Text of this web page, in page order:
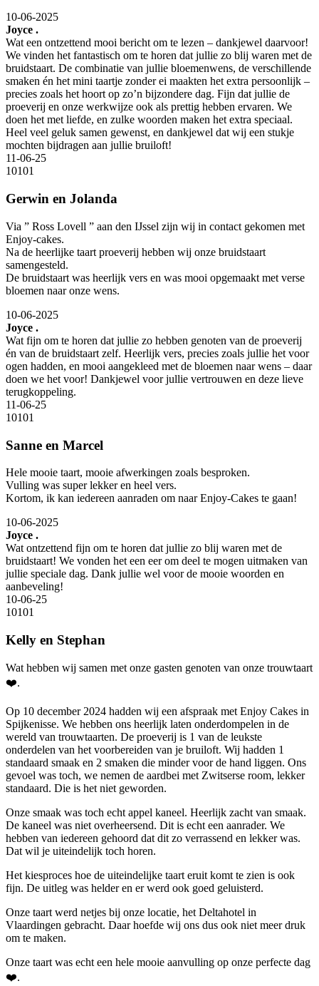
10-06-2025
Joyce .
Wat een ontzettend mooi bericht om te lezen – dankjewel daarvoor!
We vinden het fantastisch om te horen dat jullie zo blij waren met de
bruidstaart. De combinatie van jullie bloemenwens, de verschillende
smaken én het mini taartje zonder ei maakten het extra persoonlijk –
precies zoals het hoort op zo’n bijzondere dag. Fijn dat jullie de
proeverij en onze werkwijze ook als prettig hebben ervaren. We
doen het met liefde, en zulke woorden maken het extra speciaal.
Heel veel geluk samen gewenst, en dankjewel dat wij een stukje
mochten bijdragen aan jullie bruiloft!
11-06-25
10101
Gerwin en Jolanda
Via ” Ross Lovell ” aan den IJssel zijn wij in contact gekomen met
Enjoy-cakes.
Na de heerlijke taart proeverij hebben wij onze bruidstaart
samengesteld.
De bruidstaart was heerlijk vers en was mooi opgemaakt met verse
bloemen naar onze wens.
10-06-2025
Joyce .
Wat fijn om te horen dat jullie zo hebben genoten van de proeverij
én van de bruidstaart zelf. Heerlijk vers, precies zoals jullie het voor
ogen hadden, en mooi aangekleed met de bloemen naar wens – daar
doen we het voor! Dankjewel voor jullie vertrouwen en deze lieve
terugkoppeling.
11-06-25
10101
Sanne en Marcel
Hele mooie taart, mooie afwerkingen zoals besproken.
Vulling was super lekker en heel vers.
Kortom, ik kan iedereen aanraden om naar Enjoy-Cakes te gaan!
10-06-2025
Joyce .
Wat ontzettend fijn om te horen dat jullie zo blij waren met de
bruidstaart! We vonden het een eer om deel te mogen uitmaken van
jullie speciale dag. Dank jullie wel voor de mooie woorden en
aanbeveling!
10-06-25
10101
Kelly en Stephan
Wat hebben wij samen met onze gasten genoten van onze trouwtaart
❤️.
Op 10 december 2024 hadden wij een afspraak met Enjoy Cakes in
Spijkenisse. We hebben ons heerlijk laten onderdompelen in de
wereld van trouwtaarten. De proeverij is 1 van de leukste
onderdelen van het voorbereiden van je bruiloft. Wij hadden 1
standaard smaak en 2 smaken die minder voor de hand liggen. Ons
gevoel was toch, we nemen de aardbei met Zwitserse room, lekker
standaard. Die is het niet geworden.
Onze smaak was toch echt appel kaneel. Heerlijk zacht van smaak.
De kaneel was niet overheersend. Dit is echt een aanrader. We
hebben van iedereen gehoord dat dit zo verrassend en lekker was.
Dat wil je uiteindelijk toch horen.
Het kiesproces hoe de uiteindelijke taart eruit komt te zien is ook
fijn. De uitleg was helder en er werd ook goed geluisterd.
Onze taart werd netjes bij onze locatie, het Deltahotel in
Vlaardingen gebracht. Daar hoefde wij ons dus ook niet meer druk
om te maken.
Onze taart was echt een hele mooie aanvulling op onze perfecte dag
❤️.